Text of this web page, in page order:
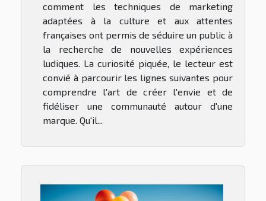
comment les techniques de marketing
adaptées à la culture et aux attentes
françaises ont permis de séduire un public à
la recherche de nouvelles expériences
ludiques. La curiosité piquée, le lecteur est
convié à parcourir les lignes suivantes pour
comprendre l'art de créer l'envie et de
fidéliser une communauté autour d'une
marque. Qu'il...